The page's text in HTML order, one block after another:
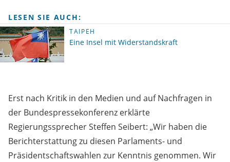
LESEN SIE AUCH:
TAIPEH
Eine Insel mit Widerstandskraft
Erst nach Kritik in den Medien und auf Nachfragen in
der Bundespressekonferenz erklärte
Regierungssprecher Steffen Seibert: „Wir haben die
Berichterstattung zu diesen Parlaments- und
Präsidentschaftswahlen zur Kenntnis genommen. Wir